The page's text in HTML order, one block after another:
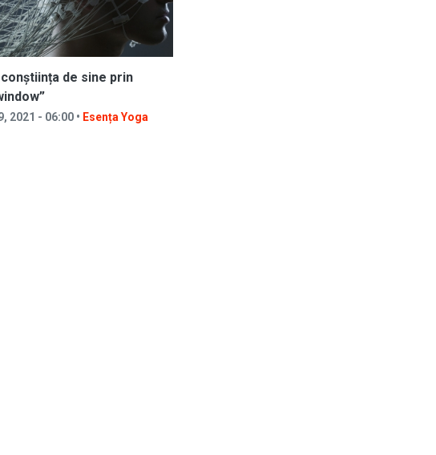
de sine prin
2021 - 06:00 • Esența Yoga